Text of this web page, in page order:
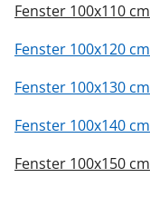
Fenster 100x110 cm
Fenster 100x120 cm
Fenster 100x130 cm
Fenster 100x140 cm
Fenster 100x150 cm